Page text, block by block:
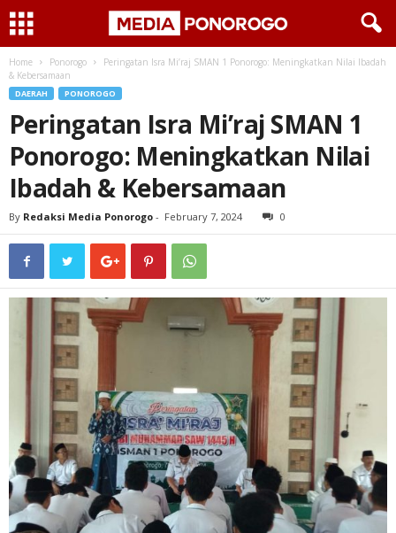
Home Ponorogo
Peringatan Isra Mi’raj SMAN 1 Ponorogo: Meningkatkan Nilai Ibadah
& Kebersamaan
DAERAH PONOROGO
Peringatan Isra Mi’raj SMAN 1
Ponorogo: Meningkatkan Nilai
Ibadah & Kebersamaan
By Redaksi Media Ponorogo - February 7, 2024 0